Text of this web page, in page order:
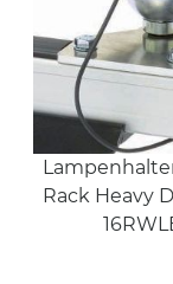
Rack Heavy